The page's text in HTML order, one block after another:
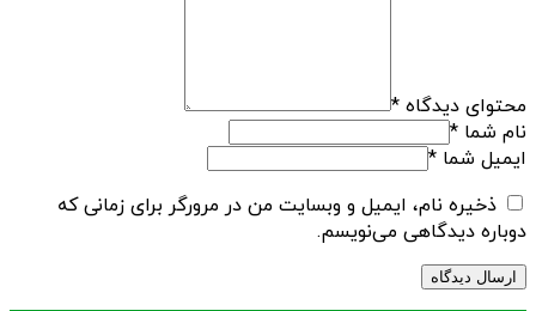
محتوای دیدگاه *
نام شما *
ایمیل شما *
ذخیره نام، ایمیل و وبسایت من در مرورگر برای زمانی که
دوباره دیدگاهی می‌نویسم.